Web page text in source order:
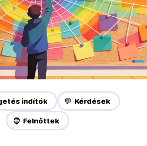
indítók 💬 Kérdések
🧔 Felnőttek